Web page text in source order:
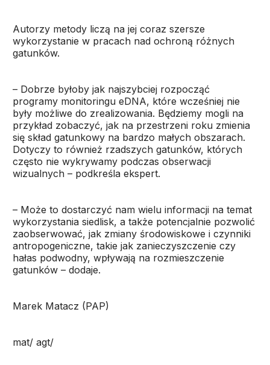
Autorzy metody liczą na jej coraz szersze
wykorzystanie w pracach nad ochroną różnych
gatunków.
– Dobrze byłoby jak najszybciej rozpocząć
programy monitoringu eDNA, które wcześniej nie
były możliwe do zrealizowania. Będziemy mogli na
przykład zobaczyć, jak na przestrzeni roku zmienia
się skład gatunkowy na bardzo małych obszarach.
Dotyczy to również rzadszych gatunków, których
często nie wykrywamy podczas obserwacji
wizualnych – podkreśla ekspert.
– Może to dostarczyć nam wielu informacji na temat
wykorzystania siedlisk, a także potencjalnie pozwolić
zaobserwować, jak zmiany środowiskowe i czynniki
antropogeniczne, takie jak zanieczyszczenie czy
hałas podwodny, wpływają na rozmieszczenie
gatunków – dodaje.
Marek Matacz (PAP)
mat/ agt/